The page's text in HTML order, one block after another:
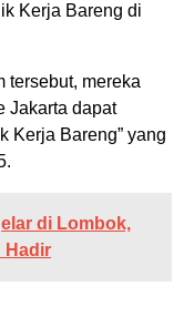
Kerja Bareng di
tersebut, mereka
Jakarta dapat
Kerja Bareng” yang
di Lombok,
Hadir